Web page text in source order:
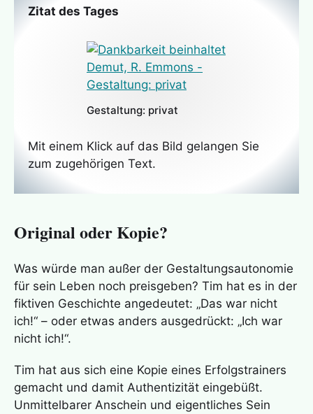
Zitat des Tages
Gestaltung: privat
Mit einem Klick auf das Bild gelangen Sie
zum zugehörigen Text.
Original oder Kopie?
Was würde man außer der Gestaltungsautonomie
für sein Leben noch preisgeben? Tim hat es in der
fiktiven Geschichte angedeutet: „Das war nicht
ich!“ – oder etwas anders ausgedrückt: „Ich war
nicht ich!“.
Tim hat aus sich eine Kopie eines Erfolgstrainers
gemacht und damit Authentizität eingebüßt.
Unmittelbarer Anschein und eigentliches Sein